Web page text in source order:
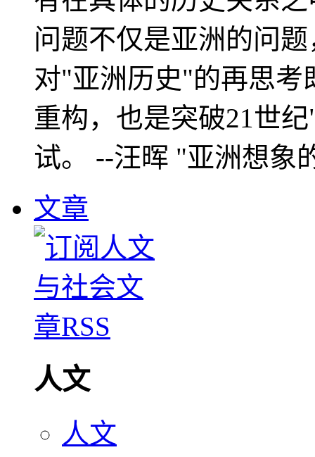
问题不仅是亚洲的问
对"亚洲历史"的再思考
重构，也是突破21世
试。 --汪晖 "亚洲想象
文章
人文
人文